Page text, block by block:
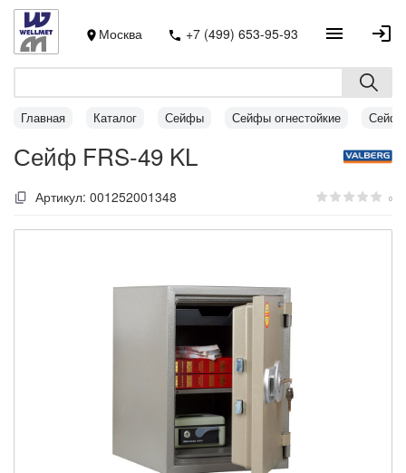
Москва +7 (499) 653-95-93
Главная Каталог Сейфы Сейфы огнестойкие Сейфы
Сейф FRS-49 KL
Артикул: 001252001348 0